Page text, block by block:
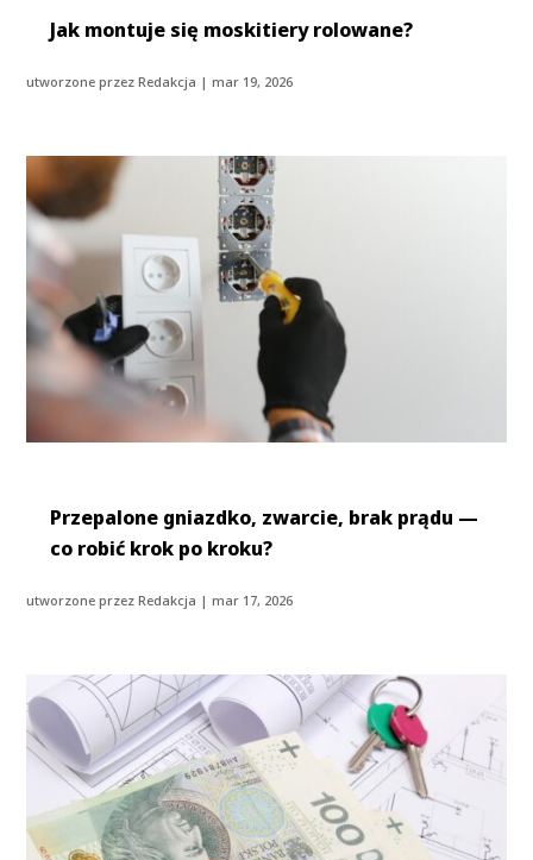
Jak montuje się moskitiery rolowane?
utworzone przezRedakcja |mar 19, 2026
Przepalone gniazdko, zwarcie, brak prądu —
co robić krok po kroku?
utworzone przezRedakcja |mar 17, 2026